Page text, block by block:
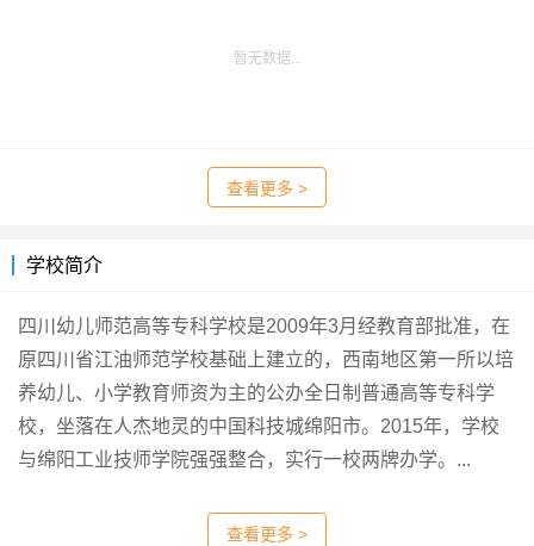
暂无数据...
查看更多 >
学校简介
四川幼儿师范高等专科学校是2009年3月经教育部批准，在
原四川省江油师范学校基础上建立的，西南地区第一所以培
养幼儿、小学教育师资为主的公办全日制普通高等专科学
校，坐落在人杰地灵的中国科技城绵阳市。2015年，学校
与绵阳工业技师学院强强整合，实行一校两牌办学。...
查看更多 >